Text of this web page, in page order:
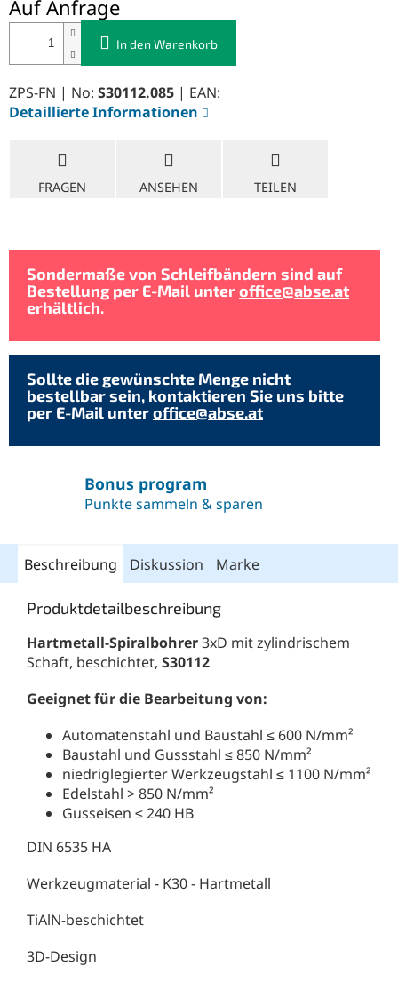
Auf Anfrage
In den Warenkorb
ZPS-FN | No: S30112.085 | EAN:
Detaillierte Informationen
FRAGEN ANSEHEN TEILEN
Sondermaße von Schleifbändern sind auf
Bestellung per E-Mail unteroffice@abse.at
erhältlich.
Sollte die gewünschte Menge nicht
bestellbar sein, kontaktieren Sie uns bitte
per E-Mail unteroffice@abse.at
Bonus program
Punkte sammeln & sparen
Beschreibung Diskussion Marke
Produktdetailbeschreibung
Hartmetall-Spiralbohrer3xD mit zylindrischem
Schaft, beschichtet, S30112
Geeignet für die Bearbeitung von:
Automatenstahl und Baustahl ≤ 600 N/mm²
Baustahl und Gussstahl ≤ 850 N/mm²
niedriglegierter Werkzeugstahl ≤ 1100 N/mm²
Edelstahl > 850 N/mm²
Gusseisen ≤ 240 HB
DIN 6535 HA
Werkzeugmaterial - K30 - Hartmetall
TiAlN-beschichtet
3D-Design